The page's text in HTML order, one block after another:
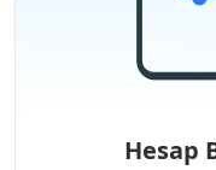
Hesap